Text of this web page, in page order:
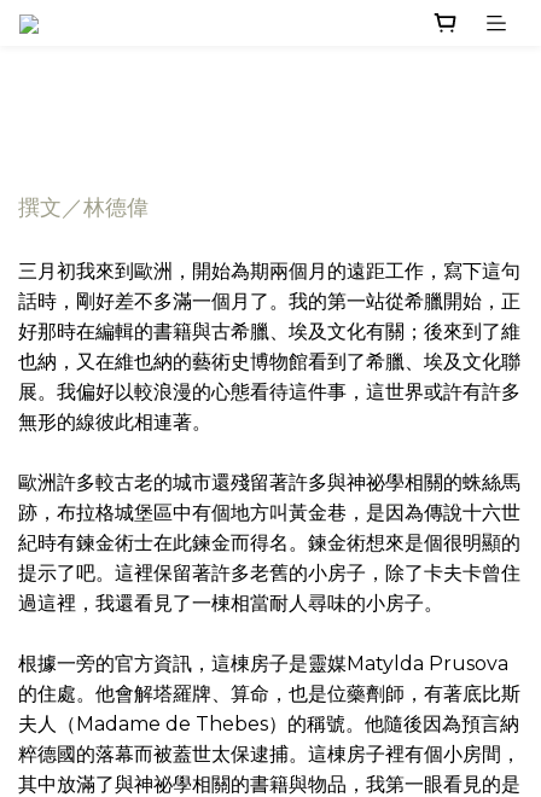
撰文／林德偉
三月初我來到歐洲，開始為期兩個月的遠距工作，寫下這句
話時，剛好差不多滿一個月了。我的第一站從希臘開始，正
好那時在編輯的書籍與古希臘、埃及文化有關；後來到了維
也納，又在維也納的藝術史博物館看到了希臘、埃及文化聯
展。我偏好以較浪漫的心態看待這件事，這世界或許有許多
無形的線彼此相連著。
歐洲許多較古老的城市還殘留著許多與神祕學相關的蛛絲馬
跡，布拉格城堡區中有個地方叫黃金巷，是因為傳說十六世
紀時有鍊金術士在此鍊金而得名。鍊金術想來是個很明顯的
提示了吧。這裡保留著許多老舊的小房子，除了卡夫卡曾住
過這裡，我還看見了一棟相當耐人尋味的小房子。
根據一旁的官方資訊，這棟房子是靈媒Matylda Prusova
的住處。他會解塔羅牌、算命，也是位藥劑師，有著底比斯
夫人（Madame de Thebes）的稱號。他隨後因為預言納
粹德國的落幕而被蓋世太保逮捕。這棟房子裡有個小房間，
其中放滿了與神祕學相關的書籍與物品，我第一眼看見的是